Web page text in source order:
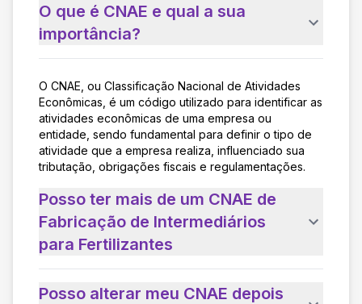
O que é CNAE e qual a sua
importância?
O CNAE, ou Classificação Nacional de Atividades
Econômicas, é um código utilizado para identificar as
atividades econômicas de uma empresa ou
entidade, sendo fundamental para definir o tipo de
atividade que a empresa realiza, influenciado sua
tributação, obrigações fiscais e regulamentações.
Posso ter mais de um CNAE de
Fabricação de Intermediários
para Fertilizantes
Posso alterar meu CNAE depois